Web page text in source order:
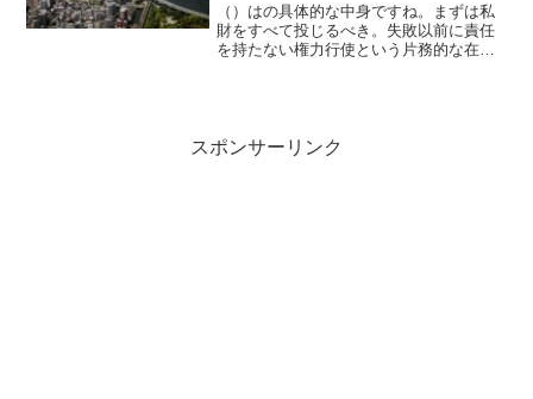
（）はの具体的な中身ですね。まずは私
財をすべて投じるべき。失敗以前に責任
を持たない権力行使という片務的な在り
スポンサーリンク